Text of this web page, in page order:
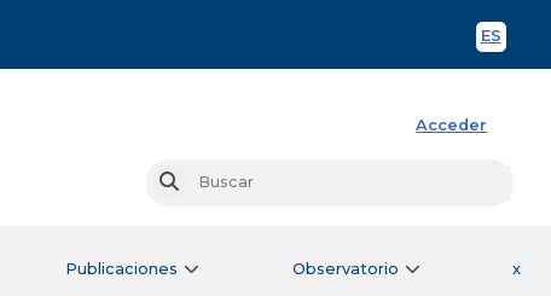
ES
Acceder
Buscar
Publicaciones Observatorio x